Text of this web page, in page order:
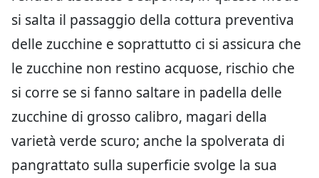
si salta il passaggio della cottura preventiva
delle zucchine e soprattutto ci si assicura che
le zucchine non restino acquose, rischio che
si corre se si fanno saltare in padella delle
zucchine di grosso calibro, magari della
varietà verde scuro; anche la spolverata di
pangrattato sulla superficie svolge la sua